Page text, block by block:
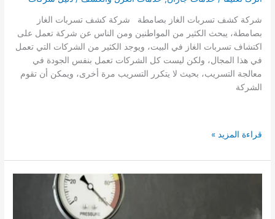
شركة كشف تسربات الغاز بصامطة شركة كشف تسربات الغاز
بصامطة، يبحث الكثير من المواطنين ومن الناس عن شركة تعمل على
اكتشاف تسربات الغاز في البيت، ويوجد الكثير من الشركات التي تعمل
في هذا المجال، ولكن ليست كل الشركات تعمل بنفس الجودة في
معالجة التسريب، بحيث لا يتكرر التسريب مرة أخرى، ويمكن أن تقوم
الشركة
شركة
تسربات
الغاز
الكترونيا
قراءة المزيد »